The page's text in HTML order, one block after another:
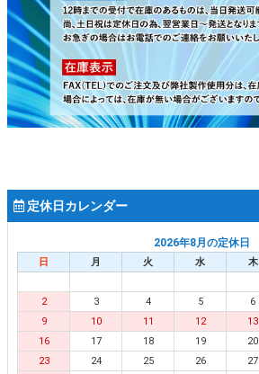
定休日カレンダー
2026年8月の定休日
日 月 火 水 木
2
3 4 5 6
9
10 11 12 13
16
17 18 19 20
23
24 25 26 27